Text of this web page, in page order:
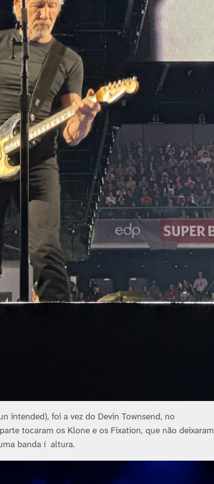
intended), foi a vez do Devin Townsend, no
tocaram os Klone e os Fixation, que não deixaram
banda í altura.